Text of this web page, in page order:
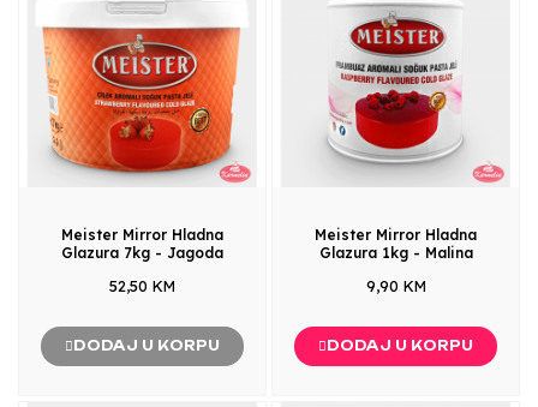
Meister Mirror Hladna
Glazura 7kg - Jagoda
52,50 KM
DODAJ U KORPU
Meister Mirror Hladna
Glazura 1kg - Malina
9,90 KM
DODAJ U KORPU